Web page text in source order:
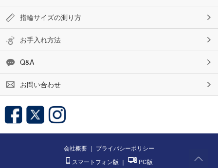
指輪サイズの測り方
お手入れ方法
Q&A
お問い合わせ
会社概要 ｜ プライバシーポリシー
スマートフォン版 ｜ PC版